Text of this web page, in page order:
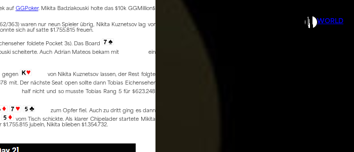
auf GGPoker. Mikita Badziakouski holte das $10k GGMillion$
363) waren nur neun Spieler übrig, Nikita Kuznetsov lag vor
sich auf satte $1.755.815 freuen.
foldete Pocket 3s). Das Board
scheiterte. Auch Adrian Mateos bekam mit
ein
gegen
von Nikita Kuznetsov lassen, der Rest folgte
mit. Der nächste Seat open sollte dann Tobias Eichenseher
half nicht und so musste Tobias Rang 5 für $623.248
zum Opfer fiel. Auch zu dritt ging es dann
vom Tisch schickte. Als klarer Chipelader startete Mikita
jubeln, Nikita blieben $1.354.732.
WORLD